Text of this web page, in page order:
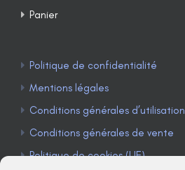
Panier
Politique de confidentialité
Mentions légales
Conditions générales d’utilisation
Conditions générales de vente
Politique de cookies (UE)